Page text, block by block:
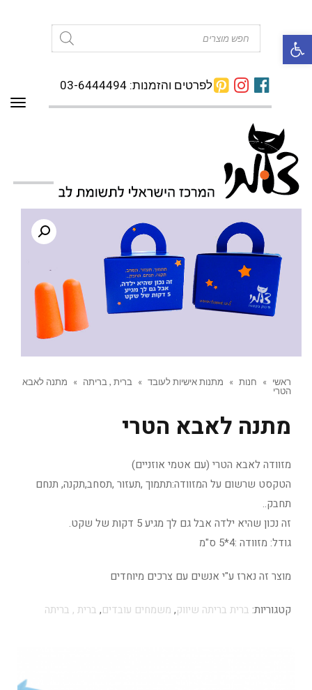
פתח סרגל נגישות
לפרטים והזמנות: 03-6444494
ראשי » חנות » מתנות אישיות לעובד » ברית , בריתה »
מתנה לאבא
הטרי
מתנה לאבא הטרי
מזוודה לאבא הטרי (עם אטמי אוזניים)
הטקסט שרשום על המזוודה:תתמוך ,תעזור ,תסחב,תקנה, תנחם
תחבק..
זה נכון שהיא ילדה אבל גם לך מגיע 5 דקות של שקט.
גודל: מזוודה :4*5 ס"מ
מוצר זה נארז ע"י אנשים עם צרכים מיוחדים
קטגוריות: ברית בריתה שיווק, משמחים עובדים, ברית , בריתה